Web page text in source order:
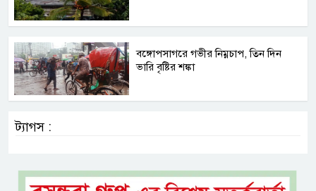
বঙ্গোপসাগরে গভীর নিম্নচাপ, তিন দিন
ভারি বৃষ্টির শঙ্কা
ট্যাগস :